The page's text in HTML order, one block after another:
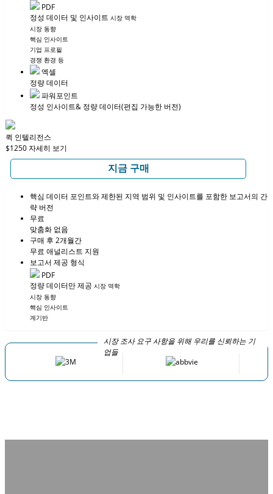
PDF
정성 데이터 및 인사이트 시장 역학
시장 동향
핵심 인사이트
기업 프로필
경쟁 환경 등
엑셀
정량 데이터
파워포인트
정성 인사이트& 정량 데이터(편집 가능한 버전)
퀵 인텔리전스
$1250자세히 보기
지금 구매
핵심 데이터 포인트와 제한된 지역 범위 및 인사이트를 포함한 보고서의 간
략 버전
무료
맞춤화 없음
구매 후 2개월간
무료 애널리스트 지원
보고서 제공 형식
PDF
정량 데이터만 제공 시장 역학
시장 동향
핵심 인사이트
계기반
시장 조사 요구 사항을 위해 우리를 신뢰하는 기
업들